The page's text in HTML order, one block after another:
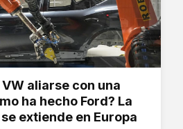
aliarse con una
ha hecho Ford? La
extiende en Europa